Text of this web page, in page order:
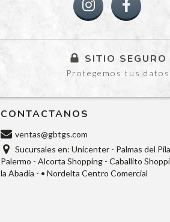
SITIO SEGURO
Protegemos tus datos
CONTACTANOS
ventas@gbtgs.com
Sucursales en: Unicenter - Palmas del
Palermo - Alcorta Shopping - Caballito
la Abadía - • Nordelta Centro Comercial